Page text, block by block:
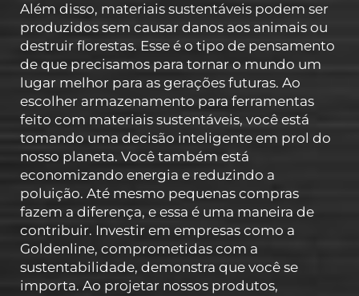
Além disso, materiais sustentáveis podem ser
produzidos sem causar danos aos animais ou
destruir florestas. Esse é o tipo de pensamento
de que precisamos para tornar o mundo um
lugar melhor para as gerações futuras. Ao
escolher armazenamento para ferramentas
feito com materiais sustentáveis, você está
tomando uma decisão inteligente em prol do
nosso planeta. Você também está
economizando energia e reduzindo a
poluição. Até mesmo pequenas compras
fazem a diferença, e essa é uma maneira de
contribuir. Investir em empresas como a
Goldenline, comprometidas com a
sustentabilidade, demonstra que você se
importa. Ao projetar nossos produtos,